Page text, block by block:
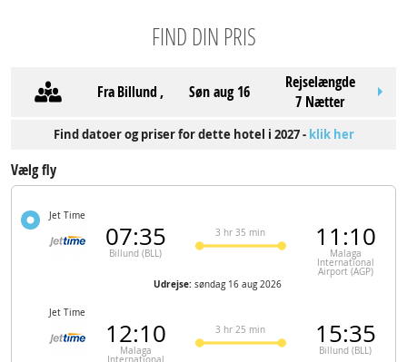
FIND DIN PRIS
FraBillund, søn aug 16
Rejselængde
7 Nætter
Find datoer og priser for dette hotel i 2027 - klik her
Vælg fly
Jet Time
07:35
Billund (BLL)
3 hr 35 min 11:10
Malaga
International
Airport (AGP)
Udrejse: søndag 16 aug 2026
Jet Time
12:10
Malaga
3 hr 25 min 15:35
Billund (BLL)